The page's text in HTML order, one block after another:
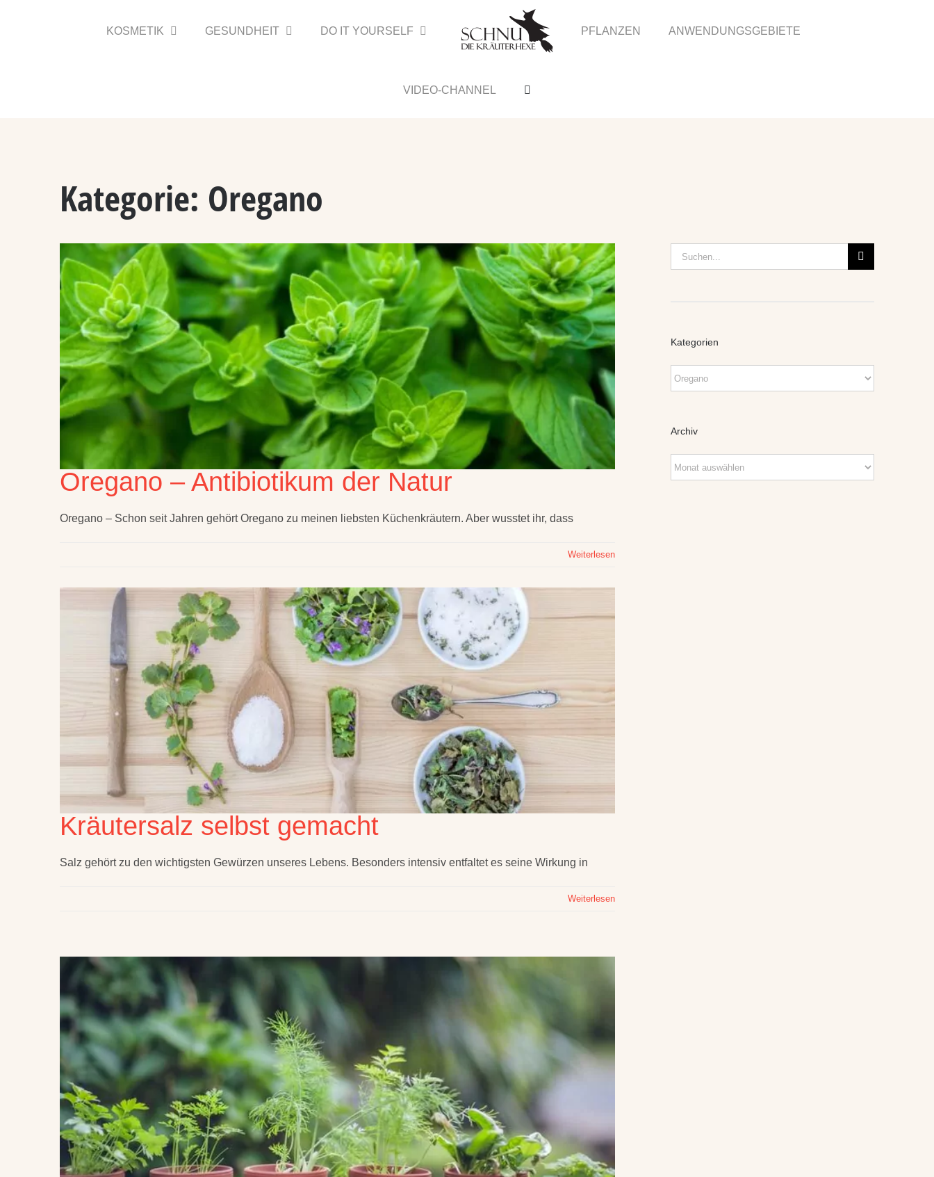
KOSMETIK GESUNDHEIT DO IT YOURSELF PFLANZEN ANWENDUNGSGEBIETE
VIDEO-CHANNEL
Kategorie: Oregano
Oregano – Antibiotikum der Natur
Oregano – Schon seit Jahren gehört Oregano zu meinen liebsten Küchenkräutern. Aber wusstet ihr, dass
Weiterlesen
Kräutersalz selbst gemacht
Salz gehört zu den wichtigsten Gewürzen unseres Lebens. Besonders intensiv entfaltet es seine Wirkung in
Weiterlesen
Suche
nach:
Kategorien
Kategorien
Archiv
Archiv